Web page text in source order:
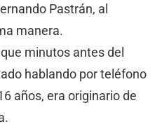
Pastrán, al
manera.
minutos antes del
hablando por teléfono
años, era originario de